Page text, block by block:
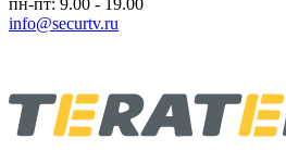
пн-пт: 9.00 - 19.00
info@securtv.ru